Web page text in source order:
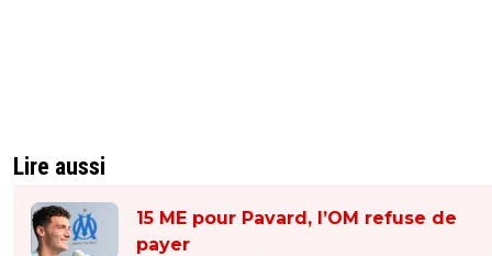
Lire aussi
15 ME pour Pavard, l’OM refuse de
payer